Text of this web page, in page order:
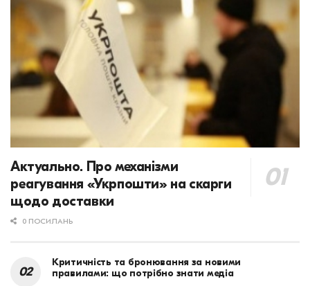
Актуально. Про механізми
реагування «Укрпошти» на скарги
щодо доставки
0 ПОСИЛАНЬ
Критичність та бронювання за новими
правилами: що потрібно знати медіа